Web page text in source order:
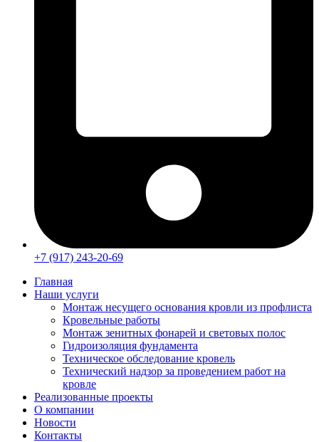
+7 (917) 243-20-69
Главная
Наши услуги
Монтаж несущего основания кровли из профлиста
Кровельные работы
Монтаж зенитных фонарей и световых полос
Гидроизоляция фундамента
Техническое обследование кровель
Технический надзор за проведением работ на
кровле
Реализованные проекты
О компании
Новости
Контакты